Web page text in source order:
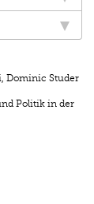
Dominic Studer
Politik in der